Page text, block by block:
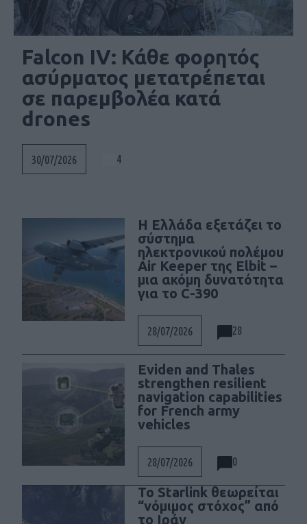
Falcon IV: Κάθε φορητός
ασύρματος μετατρέπεται
σε παρεμβολέα κατά
drones
30/07/2026 4
Η Ελλάδα εξετάζει το
σύστημα
ηλεκτρονικού πολέμου
Air Keeper της Elbit –
μια ακόμη δυνατότητα
για το C-390
28/07/2026 28
Eviden and Thales
strengthen resilient
navigation capabilities
for French army
vehicles
28/07/2026 0
Το Starlink θεωρείται
“νόμιμος στόχος” από
το Ιράν